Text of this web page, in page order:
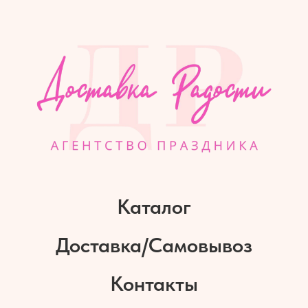
Каталог
Доставка/Самовывоз
Контакты